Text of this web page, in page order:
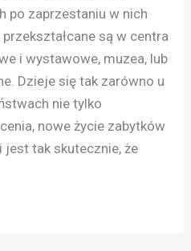
po zaprzestaniu w nich
są w centra
i wystawowe, muzea, lub
Dzieje się tak zarówno u
nie tylko
nowe życie zabytków
jest tak skutecznie, że